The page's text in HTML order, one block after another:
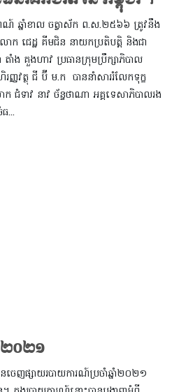
ឆ្នាំខាល ចត្វាស័ក ព.ស.២៥៦៦ ត្រូវនឹង
ក ជេដ្ឋ គីមជិន នាយកប្រតិបត្តិ និងជា
ង គួងហាវ ប្រធានក្រុមប្រឹក្សាភិបាល
រញ្ញវត្ថុ ជី ប៊ី ម.ក បាននាំសាររំលែកទុក្ខ
ជំទាវ នាវ ច័ន្ទថាណា អគ្គទេសាភិបាលរង
...
២០២១
ចេញផ្សាយរបាយការណ៍ប្រចាំឆ្នាំ២០២១